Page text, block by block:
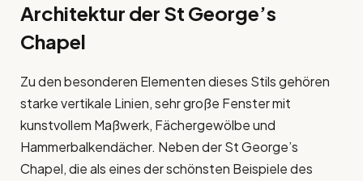
Architektur der St George’s
Chapel
Zu den besonderen Elementen dieses Stils gehören
starke vertikale Linien, sehr große Fenster mit
kunstvollem Maßwerk, Fächergewölbe und
Hammerbalkendächer. Neben der St George’s
Chapel, die als eines der schönsten Beispiele des